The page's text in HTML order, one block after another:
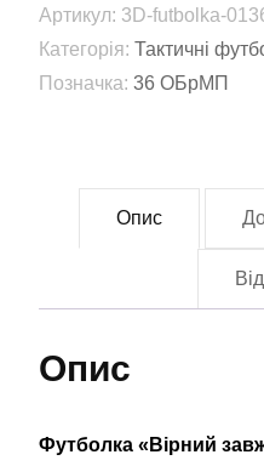
мультикам
камуфляж
(3D-
кількість
Артикул: 3D-futbolka-
Категорія: Тактичні
Позначка: 36 ОБрМП
Опис
Опис
Футболка «Вірний